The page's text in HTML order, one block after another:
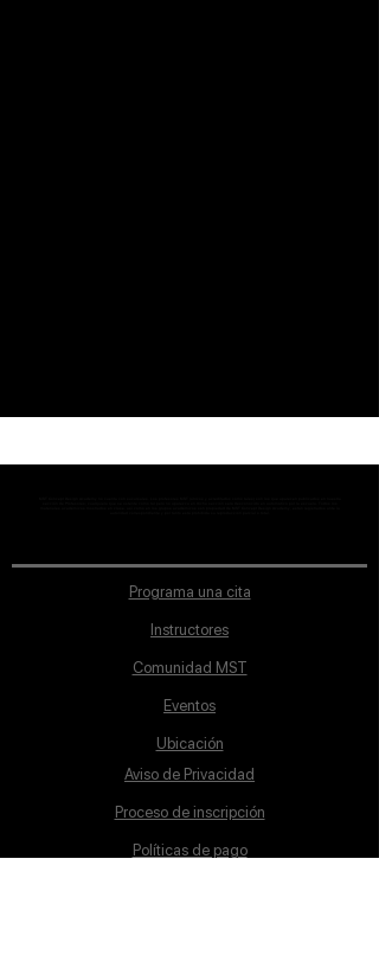
Programa una cita
Instructores
Comunidad MST
Eventos
Ubicación
Aviso de Privacidad
Proceso de inscripción
Políticas de pago